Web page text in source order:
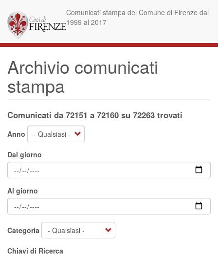
contenuto
principale
Comunicati stampa del Comune di Firenze dal
1999 al 2017
Archivio comunicati
stampa
Comunicati da 72151 a 72160 su 72263 trovati
Anno
Dal giorno
Al giorno
Categoria
Chiavi di Ricerca